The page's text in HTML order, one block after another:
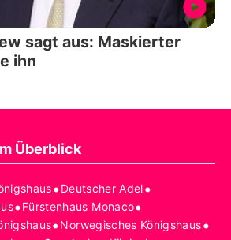
sagt aus: Maskierter
ihn
Überblick
•Deutscher Adel•
•Fürstenhaus Monaco•
•Norwegisches Königshaus•